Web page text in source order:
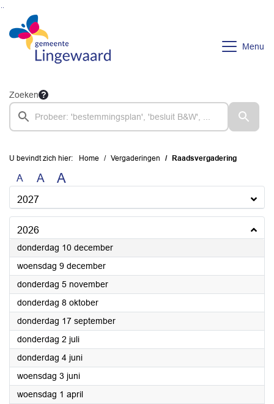
Ga naar de inhoud van deze pagina
Ga naar het zoeken
Ga naar het menu
Menu
Zoeken
U bevindt zich hier: Home Vergaderingen Raadsvergadering
A A A
2027
2026
donderdag 10 december2026
woensdag 9 december2026
donderdag 5 november2026
donderdag 8 oktober2026
donderdag 17 september2026
donderdag 2 juli2026
donderdag 4 juni2026
woensdag 3 juni2026
woensdag 1 april2026